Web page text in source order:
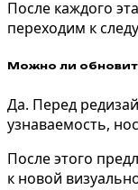
После каждого
переходим к
Можно ли
Да. Перед
узнаваемость,
После этого
к новой